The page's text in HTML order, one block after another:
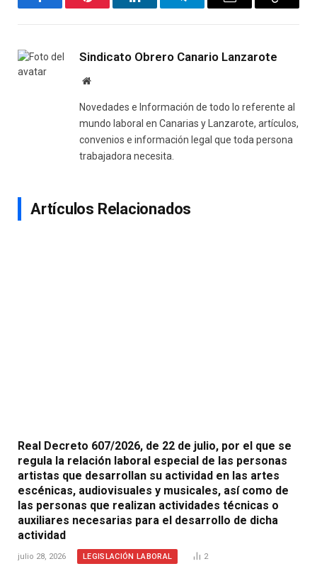
FacebookPinterest LinkedInTelegramEmail
Copy
Sindicato Obrero Canario Lanzarote
Website
Novedades e Información de todo lo referente al
mundo laboral en Canarias y Lanzarote, artículos,
convenios e información legal que toda persona
trabajadora necesita.
Artículos Relacionados
Real Decreto 607/2026, de 22 de julio, por el que se
regula la relación laboral especial de las personas
artistas que desarrollan su actividad en las artes
escénicas, audiovisuales y musicales, así como de
las personas que realizan actividades técnicas o
auxiliares necesarias para el desarrollo de dicha
actividad
julio 28, 2026 LEGISLACIÓN LABORAL 2